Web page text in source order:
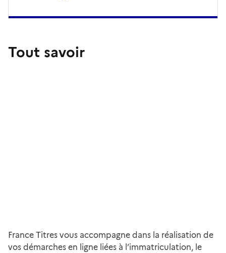
Tout savoir
France Titres vous accompagne dans la réalisation de
vos démarches en ligne liées à l’immatriculation, le